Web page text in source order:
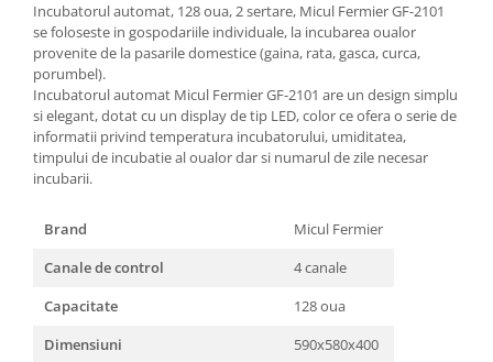
Incubatorul automat, 128 oua, 2 sertare, Micul Fermier GF-2101
se foloseste in gospodariile individuale, la incubarea oualor
provenite de la pasarile domestice (gaina, rata, gasca, curca,
porumbel).
Incubatorul automat Micul Fermier GF-2101 are un design simplu
si elegant, dotat cu un display de tip LED, color ce ofera o serie de
informatii privind temperatura incubatorului, umiditatea,
timpului de incubatie al oualor dar si numarul de zile necesar
incubarii.
Brand
Micul Fermier
Canale de control
4 canale
Capacitate
128 oua
Dimensiuni
590x580x400